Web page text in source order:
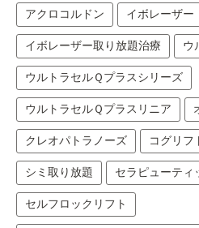
アクロコルドン イボレーザー
イボレーザー取り放題治療 ウ
ウルトラセルＱプラスシリーズ
ウルトラセルＱプラスリニア
クレオパトラノーズ コグリフ
シミ取り放題 セラピューティ
セルフロックリフト